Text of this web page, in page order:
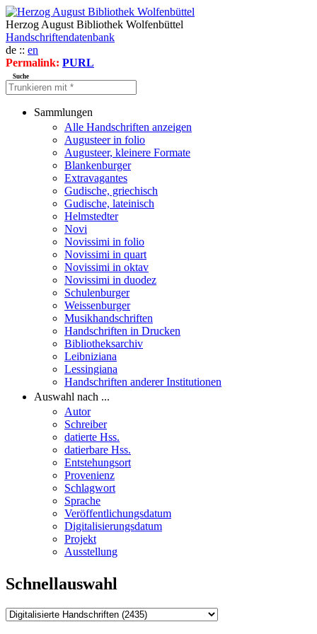
Herzog August Bibliothek Wolfenbüttel
Handschriftendatenbank
de :: en
Permalink: PURL
Suche
Sammlungen
Alle Handschriften anzeigen
Augusteer in folio
Augusteer, kleinere Formate
Blankenburger
Extravagantes
Gudische, griechisch
Gudische, lateinisch
Helmstedter
Novi
Novissimi in folio
Novissimi in quart
Novissimi in oktav
Novissimi in duodez
Schulenburger
Weissenburger
Musikhandschriften
Handschriften in Drucken
Bibliotheksarchiv
Leibniziana
Lessingiana
Handschriften anderer Institutionen
Auswahl nach ...
Autor
Schreiber
datierte Hss.
datierbare Hss.
Entstehungsort
Provenienz
Schlagwort
Sprache
Veröffentlichungsdatum
Digitalisierungsdatum
Projekt
Ausstellung
Schnellauswahl